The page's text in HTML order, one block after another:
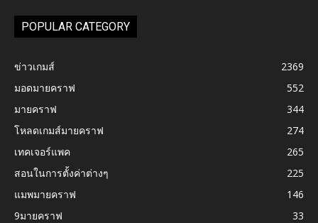
POPULAR CATEGORY
ข่าวเกมส์
2369
มอดมายคราฟ
552
มายคราฟ
344
โหลดเกมส์มายคราฟ
274
เทคเจอร์แพค
265
สอนในการตั้งค่าต่างๆ
225
แมพมายคราฟ
146
9มายคราฟ
33